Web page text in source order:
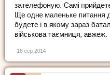
зателефоную. Самі
Ще одне маленьке питання
будете і в якому зараз
військова таємниця, авжеж.
18 сер 2014